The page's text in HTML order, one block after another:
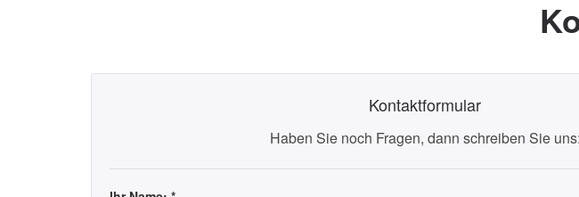
Kontaktformular
Haben Sie noch Fragen, dann schreiben Sie uns: